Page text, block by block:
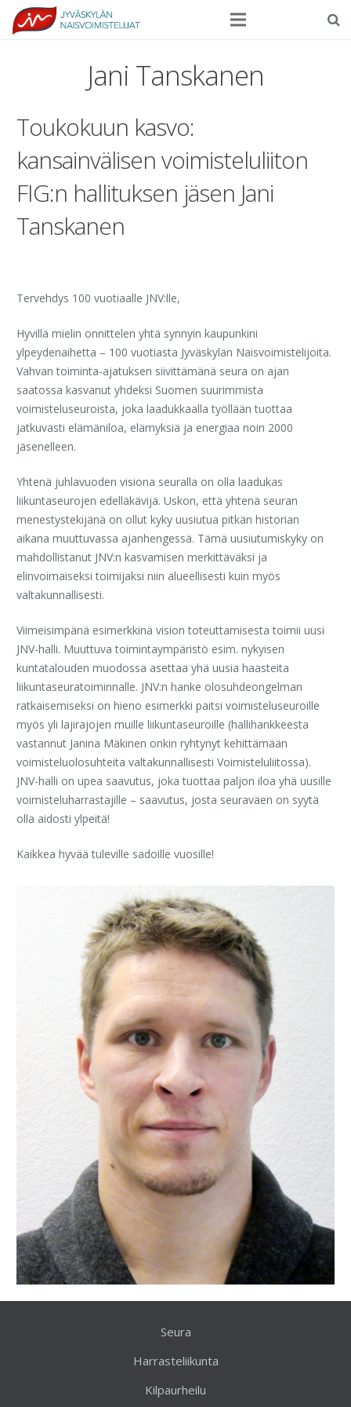
Harrasteliikunta
Kilpaurheilu
Tapahtumat
Ilmoittautuminen
Yhteystiedot
Jani Tanskanen
Toukokuun kasvo:
kansainvälisen voimisteluliiton
FIG:n hallituksen jäsen Jani
Tanskanen
Tervehdys 100 vuotiaalle JNV:lle,
Hyvillä mielin onnittelen yhtä synnyin kaupunkini
ylpeydenaihetta – 100 vuotiasta Jyväskylän Naisvoimistelijoita.
Vahvan toiminta-ajatuksen siivittämänä seura on ajan
saatossa kasvanut yhdeksi Suomen suurimmista
voimisteluseuroista, joka laadukkaalla työllään tuottaa
jatkuvasti elämäniloa, elämyksiä ja energiaa noin 2000
jäsenelleen.
Yhtenä juhlavuoden visiona seuralla on olla laadukas
liikuntaseurojen edelläkävijä. Uskon, että yhtenä seuran
menestystekijänä on ollut kyky uusiutua pitkän historian
aikana muuttuvassa ajanhengessä. Tämä uusiutumiskyky on
mahdollistanut JNV:n kasvamisen merkittäväksi ja
elinvoimaiseksi toimijaksi niin alueellisesti kuin myös
valtakunnallisesti.
Viimeisimpänä esimerkkinä vision toteuttamisesta toimii uusi
JNV-halli. Muuttuva toimintaympäristö esim. nykyisen
kuntatalouden muodossa asettaa yhä uusia haasteita
liikuntaseuratoiminnalle. JNV:n hanke olosuhdeongelman
ratkaisemiseksi on hieno esimerkki paitsi voimisteluseuroille
myös yli lajirajojen muille liikuntaseuroille (hallihankkeesta
vastannut Janina Mäkinen onkin ryhtynyt kehittämään
voimisteluolosuhteita valtakunnallisesti Voimisteluliitossa).
JNV-halli on upea saavutus, joka tuottaa paljon iloa yhä uusille
voimisteluharrastajille – saavutus, josta seuraväen on syytä
olla aidosti ylpeitä!
Kaikkea hyvää tuleville sadoille vuosille!
Seura
Harrasteliikunta
Kilpaurheilu